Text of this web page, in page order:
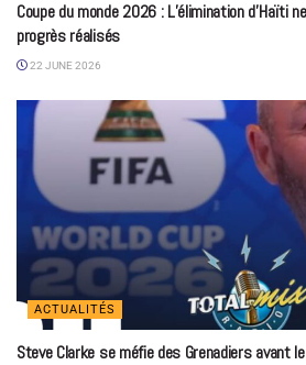
Coupe du monde 2026 : L’élimination d’Haïti
progrès réalisés
22 JUNE 2026
ACTUALITÉS
Steve Clarke se méfie des Grenadiers avant